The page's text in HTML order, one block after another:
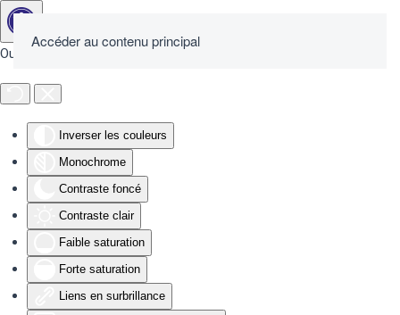
Outils d'accessibilité
Inverser les couleurs
Monochrome
Contraste foncé
Contraste clair
Faible saturation
Forte saturation
Liens en surbrillance
Accéder au contenu principal